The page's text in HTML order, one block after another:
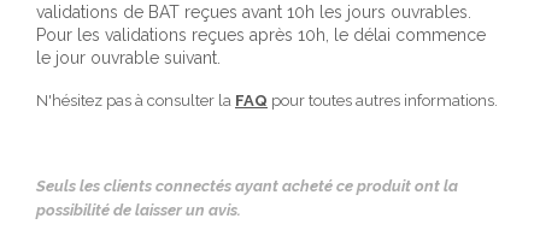
validations de BAT reçues avant 10h les jours ouvrables.
Pour les validations reçues après 10h, le délai commence
le jour ouvrable suivant.
N'hésitez pas à consulter la FAQ pour toutes autres informations.
Seuls les clients connectés ayant acheté ce produit ont la
possibilité de laisser un avis.